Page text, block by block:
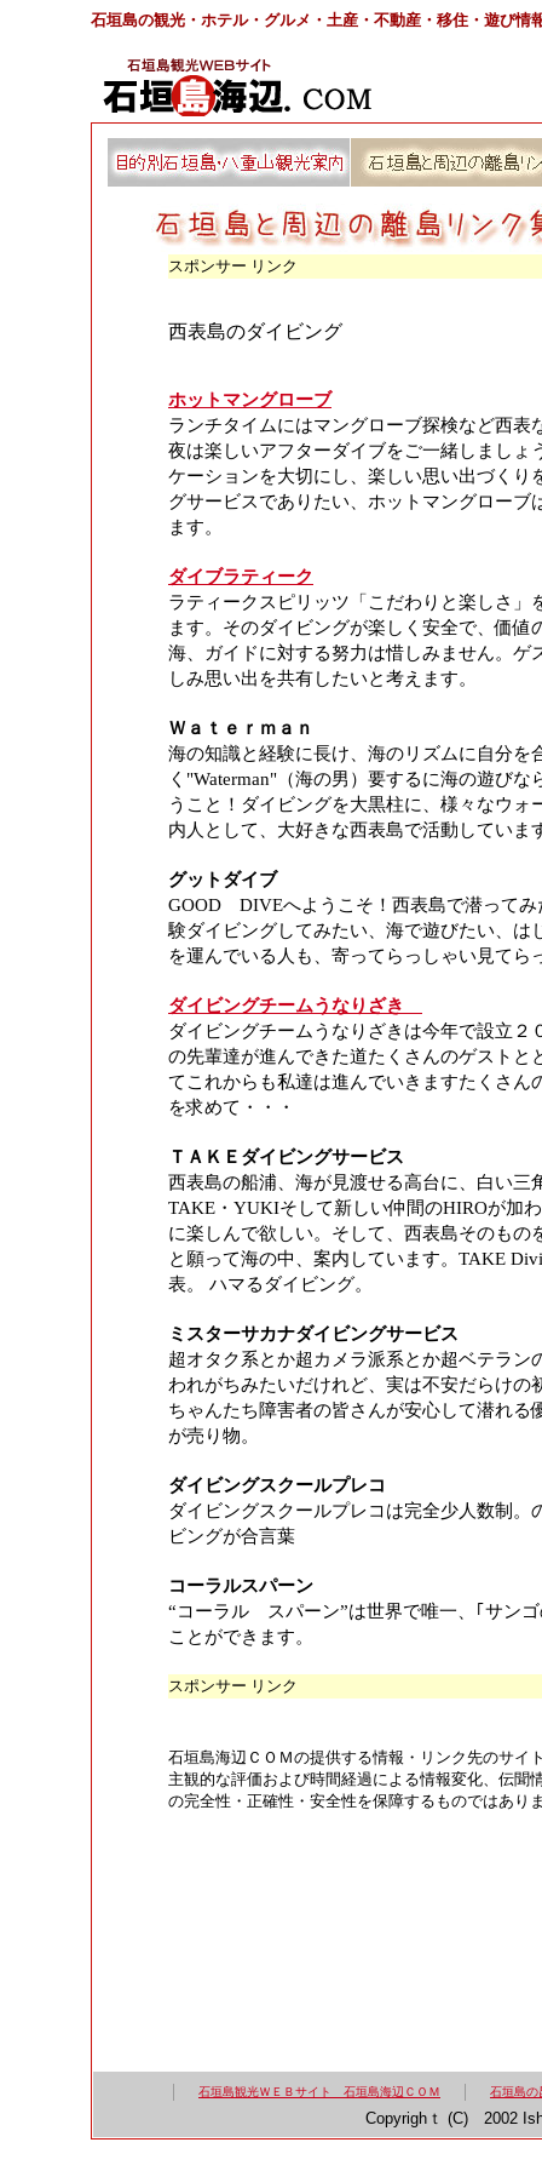
石垣島の観光・ホテル・グルメ・土産・不動産・移住・遊び情
スポンサー リンク
西表島のダイビング
ホットマングローブ
ランチタイムにはマングローブ探検など西表
夜は楽しいアフターダイブをご一緒しましょ
ケーションを大切にし、楽しい思い出づくり
グサービスでありたい、ホットマングローブ
ます。
ダイブラティーク
ラティークスピリッツ「こだわりと楽しさ」
ます。 そのダイビングが楽しく安全で、価値
海、ガイドに対する努力は惜しみません。ゲ
しみ思い出を共有したいと考えます。
Ｗａｔｅｒｍａｎ
海の知識と経験に長け、海のリズムに自分を
く"Waterman"（海の男）要するに海の遊び
うこと！ダイビングを大黒柱に、様々なウォ
内人として、大好きな西表島で活動していま
グットダイブ
GOOD DIVEへようこそ！西表島で潜ってみ
験ダイビングしてみたい、海で遊びたい、は
を運んでいる人も、寄ってらっしゃい見てら
ダイビングチームうなりざき
ダイビングチームうなりざきは今年で設立２
の先輩達が進んできた道たくさんのゲストと
てこれからも私達は進んでいきますたくさん
を求めて・・・
ＴＡＫＥダイビングサービス
西表島の船浦、海が見渡せる高台に、白い三
TAKE・YUKIそして新しい仲間のHIROが加
に楽しんで欲しい。そして、西表島そのもの
と願って海の中、案内しています。TAKE
表。 ハマるダイビング。
ミスターサカナダイビングサービス
超オタク系とか超カメラ派系とか超ベテラン
われがちみたいだけれど、実は不安だらけの
ちゃんたち障害者の皆さんが安心して潜れる
が売り物。
ダイビングスクールプレコ
ダイビングスクールプレコは完全少人数制。
ビングが合言葉
コーラルスパーン
“コーラル スパーン”は世界で唯一、｢サン
ことができます。
スポンサー リンク
石垣島海辺ＣＯＭの提供する情報・リンク先のサイ
主観的な評価および時間経過による情報変化、伝聞
の完全性・正確性・安全性を保障するものではあり
石垣島観光ＷＥＢサイト 石垣島海辺ＣＯＭ 石垣島
Copyrighｔ (C) 2002